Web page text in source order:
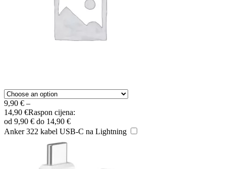
9,90 € –
14,90 €Raspon cijena:
od 9,90 € do 14,90 €
Anker 322 kabel USB-C na Lightning